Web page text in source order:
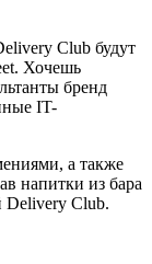
Club будут
Хочешь
бренд
IT-
а также
напитки из бара
Delivery Club.